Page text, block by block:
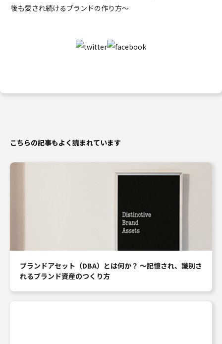
後も愛され続けるブランドの作り方〜
こちらの記事もよく読まれています
ブランドアセット（DBA）とは何か？ ～記憶され、識別さ
れるブランド資産のつくり方